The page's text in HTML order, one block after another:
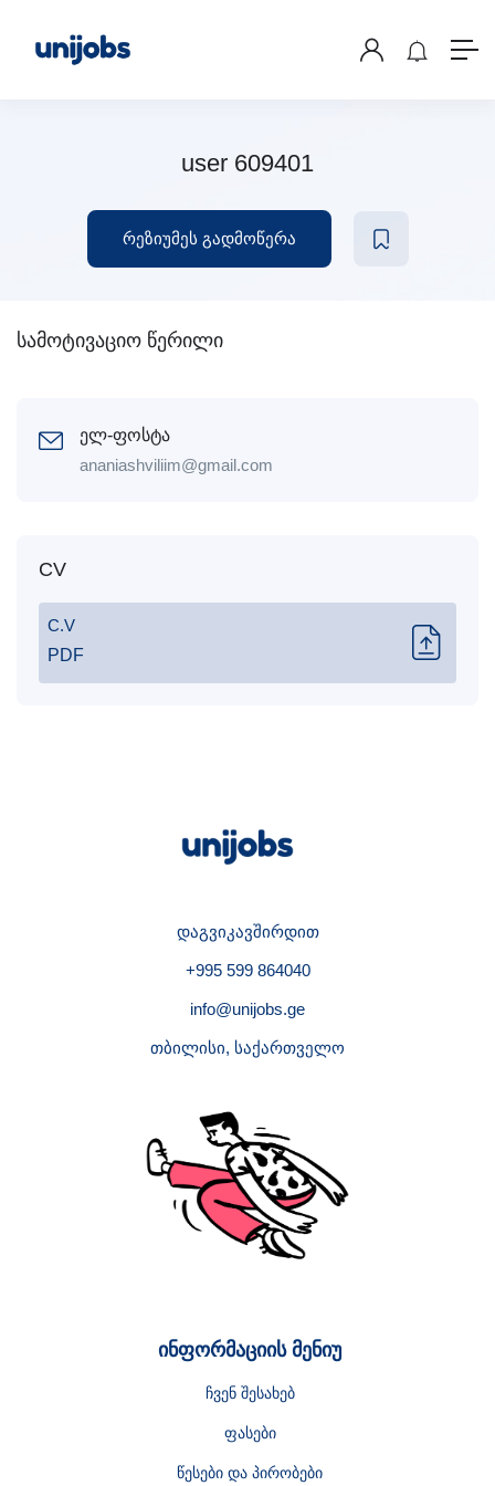
user 609401
რეზიუმეს გადმოწერა
სამოტივაციო წერილი
ელ-ფოსტა
ananiashviliim@gmail.com
CV
C.V
PDF
დაგვიკავშირდით
+995 599 864040
info@unijobs.ge
თბილისი, საქართველო
ინფორმაციის მენიუ
ჩვენ შესახებ
ფასები
წესები და პირობები